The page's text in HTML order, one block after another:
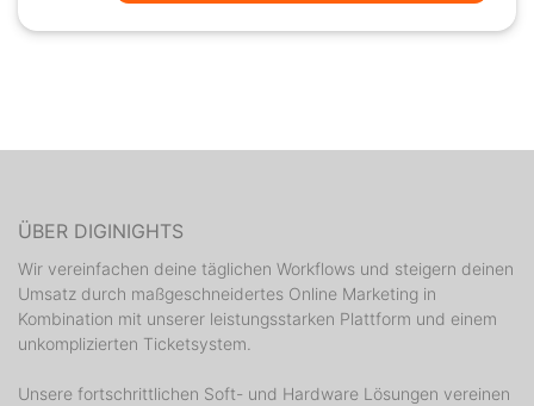
ÜBER DIGINIGHTS
Wir vereinfachen deine täglichen Workflows und steigern deinen
Umsatz durch maßgeschneidertes Online Marketing in
Kombination mit unserer leistungsstarken Plattform und einem
unkomplizierten Ticketsystem.
Unsere fortschrittlichen Soft- und Hardware Lösungen vereinen